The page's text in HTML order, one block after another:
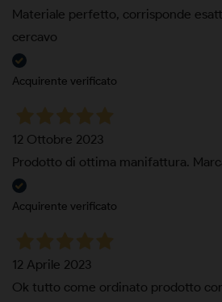
Materiale perfetto, corrisponde
cercavo
Acquirente verificato
12 Ottobre 2023
Prodotto di ottima manifattura.
Acquirente verificato
12 Aprile 2023
Ok tutto come ordinato prodotto